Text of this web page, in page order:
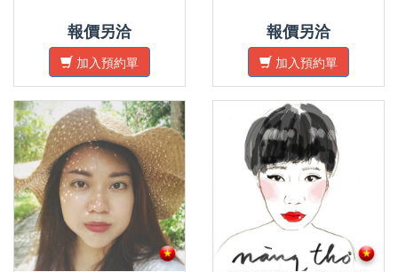
報價另洽
加入預約單
報價另洽
加入預約單